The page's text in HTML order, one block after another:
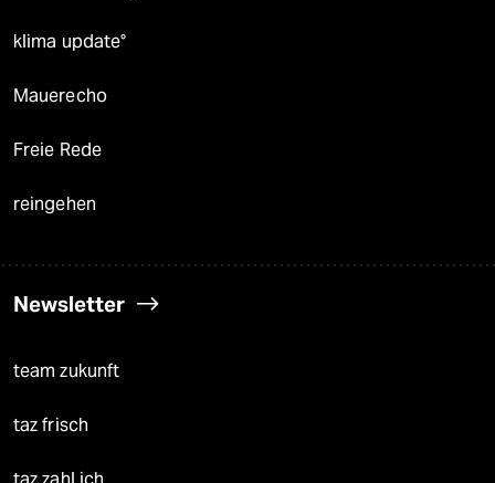
klima update°
Mauerecho
Freie Rede
reingehen
Newsletter
team zukunft
taz frisch